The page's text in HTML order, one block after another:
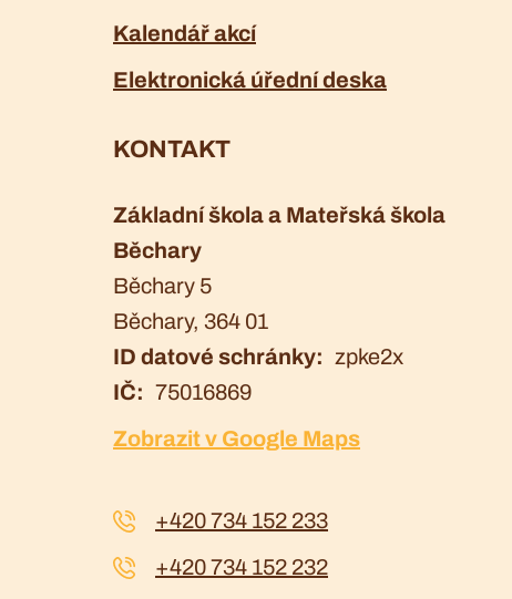
Kalendář akcí
Elektronická úřední deska
KONTAKT
Základní škola a Mateřská škola
Běchary
Běchary 5
Běchary, 364 01
ID datové schránky
zpke2x
IČ
75016869
Zobrazit v Google Maps
+420 734 152 233
+420 734 152 232